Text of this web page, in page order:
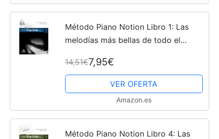
Método Piano Notion Libro 1: Las
melodías más bellas de todo el
Español)
14,51€7,95€
VER OFERTA
Amazon.es
Método Piano Notion Libro 4: Las